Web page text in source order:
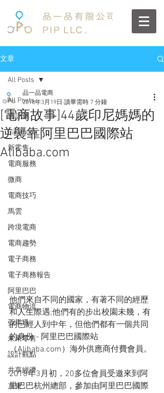
文章
All Posts
雲計算
Facebook
新零售
電商服務
微商
電商技巧
馬雲
跨境電商
電商趨勢
電子商務
電子商務報告
阿里巴巴
電商物流
亞馬遜
未來零售
設計觀點
共享經濟
京東
All Posts
[電商故事]44歲印尼媽媽的
逆襲靠阿里巴巴國際站
Alibaba.com
品一品電商
2018年3月19日 讀畢需時 7 分鐘
他們來自不同的國家，有著不同的經歷
和人生際遇;他們有的步出校園未幾，有
的已經人到中年，但他們都有一個共同
的身份 - 阿里巴巴國際站
（Alibaba.com）海外供應商付費會員。
2018年3月初，20多位會員受邀來到阿
里巴巴杭州總部，參加由阿里巴巴國際